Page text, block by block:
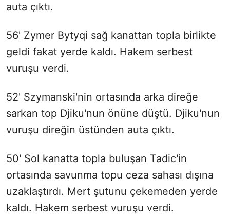
auta çıktı.
56' Zymer Bytyqi sağ kanattan topla birlikte
geldi fakat yerde kaldı. Hakem serbest
vuruşu verdi.
52' Szymanski'nin ortasında arka direğe
sarkan top Djiku'nun önüne düştü. Djiku'nun
vuruşu direğin üstünden auta çıktı.
50' Sol kanatta topla buluşan Tadic'in
ortasında savunma topu ceza sahası dışına
uzaklaştırdı. Mert şutunu çekemeden yerde
kaldı. Hakem serbest vuruşu verdi.